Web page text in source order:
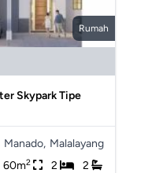
Rumah
Skypark Tipe
Manado, Malalayang
60m2 2 2